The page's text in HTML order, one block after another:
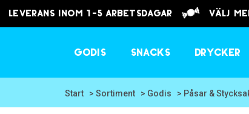
Leverans inom 1-5 arbetsdagar välj
Godis Snacks Drycker
Start > Sortiment > Godis > Påsar &